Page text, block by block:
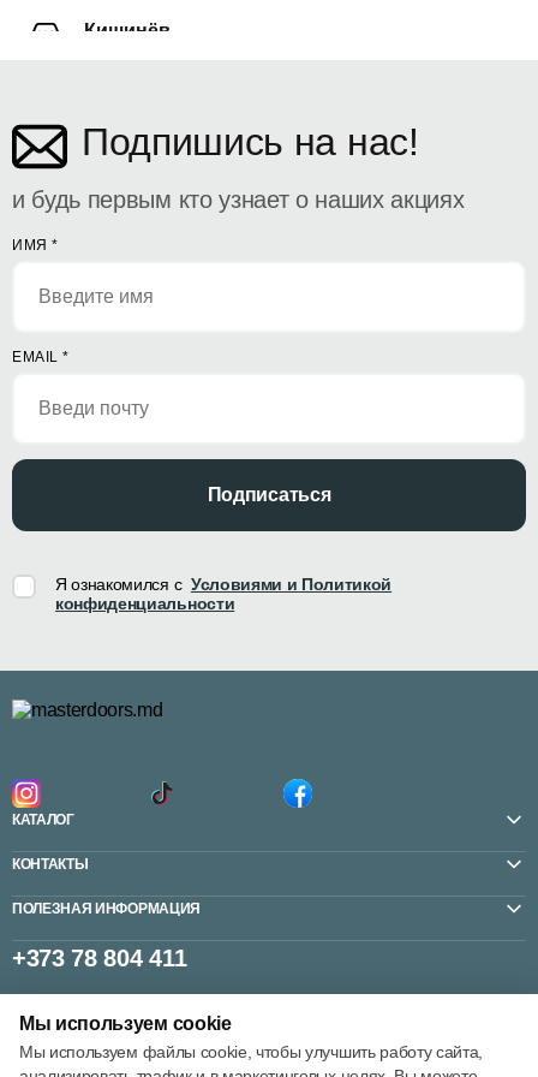
Кишинёв
Подпишись на нас!
и будь первым кто узнает о наших акциях
ИМЯ *
EMAIL *
Подписаться
Я ознакомился с Условиями и Политикой
конфиденциальности
КАТАЛОГ
КОНТАКТЫ
ПОЛЕЗНАЯ ИНФОРМАЦИЯ
+373 78 804 411
Настройки cookie
Мы используем cookie
Мы используем файлы cookie, чтобы улучшить работу сайта,